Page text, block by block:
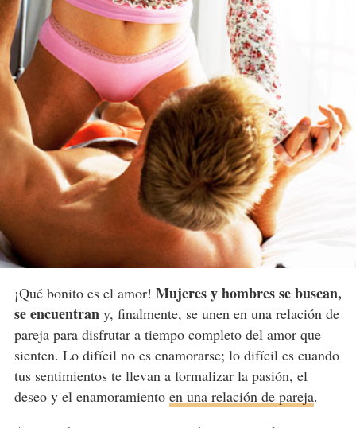
¡Qué bonito es el amor! Mujeres y hombres se buscan,
se encuentrany, finalmente, se unen en una relación de
pareja para disfrutar a tiempo completo del amor que
sienten. Lo difícil no es enamorarse; lo difícil es cuando
tus sentimientos te llevan a formalizar la pasión, el
deseo y el enamoramiento en una relación de pareja.